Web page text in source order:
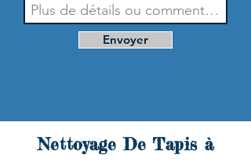
Envoyer
Nettoyage De Tapis à